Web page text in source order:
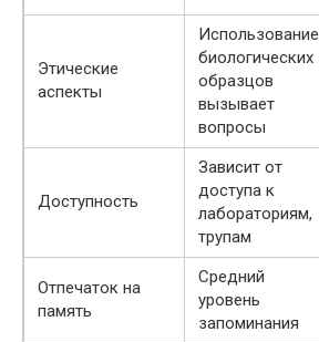
Этические
аспекты
Использование
биологических
образцов
вызывает
вопросы
Доступность
Зависит от
доступа к
лабораториям,
трупам
Отпечаток на
память
Средний
уровень
запоминания